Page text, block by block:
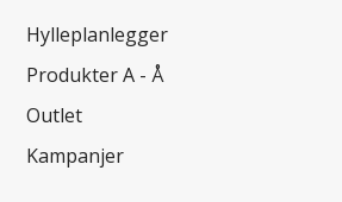
Hylleplanlegger
Produkter A - Å
Outlet
Kampanjer